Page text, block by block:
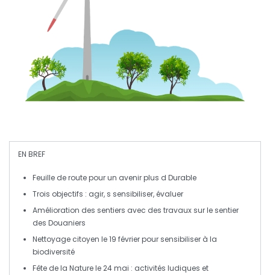
EN BREF
Feuille de routepour un avenir plus d Durable
Trois objectifs : agir, s sensibiliser, évaluer
Amélioration des sentiers avec des travaux sur le sentier
des Douaniers
Nettoyage citoyen le 19 février pour sensibiliser à la
biodiversité
Fête de la Naturele 24 mai : activités ludiques et